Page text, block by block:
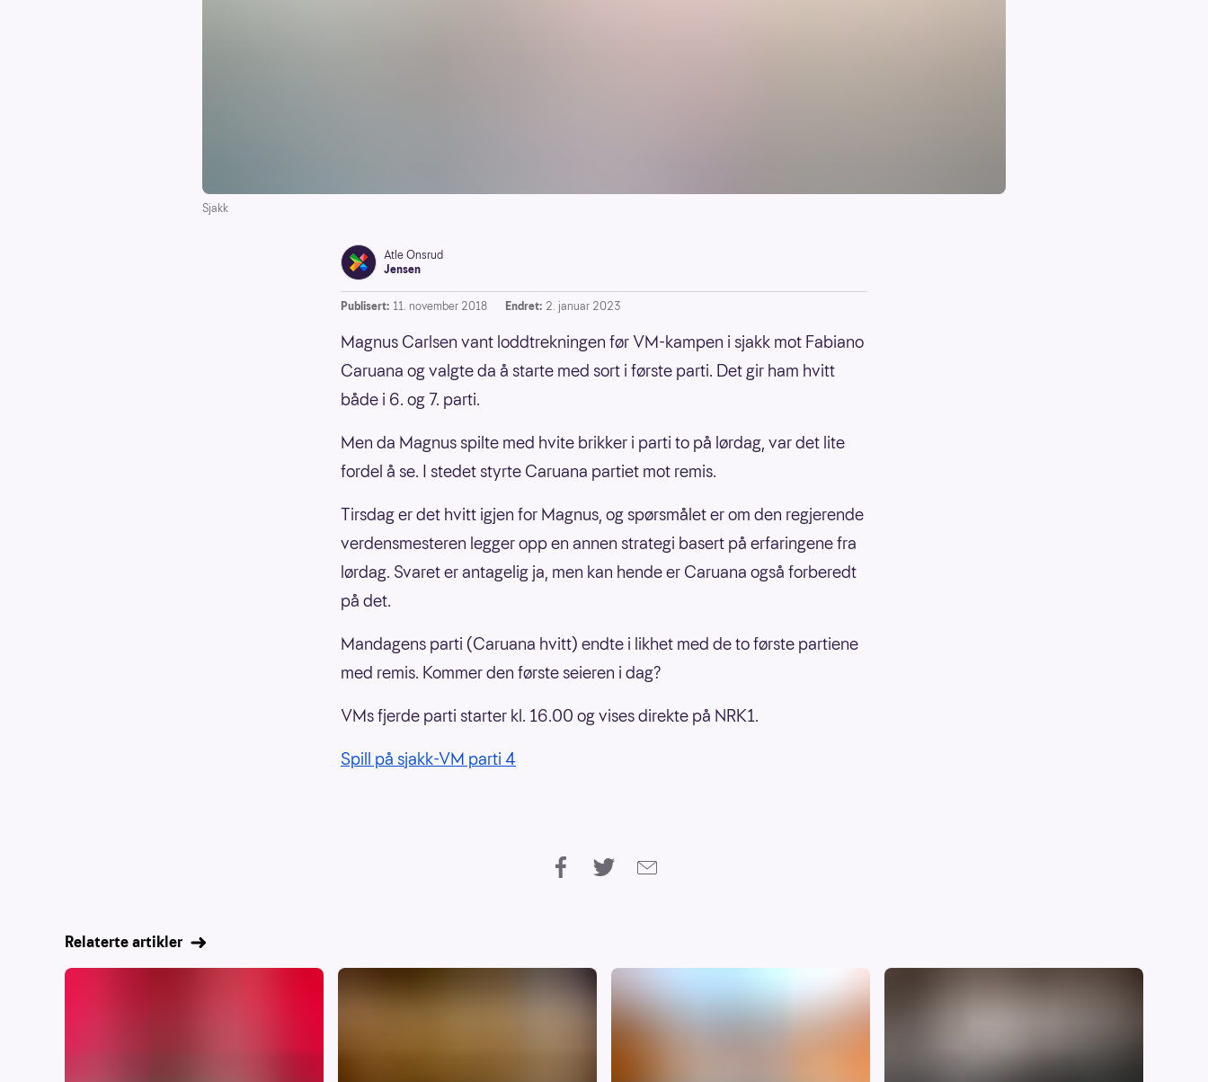
Sjakk
Atle Onsrud
Jensen
Publisert: 11. november 2018 Endret: 2. januar 2023
Magnus Carlsen vant loddtrekningen før VM-kampen i sjakk mot Fabiano
Caruana og valgte da å starte med sort i første parti. Det gir ham hvitt
både i 6. og 7. parti.
Men da Magnus spilte med hvite brikker i parti to på lørdag, var det lite
fordel å se. I stedet styrte Caruana partiet mot remis.
Tirsdag er det hvitt igjen for Magnus, og spørsmålet er om den regjerende
verdensmesteren legger opp en annen strategi basert på erfaringene fra
lørdag. Svaret er antagelig ja, men kan hende er Caruana også forberedt
på det.
Mandagens parti (Caruana hvitt) endte i likhet med de to første partiene
med remis. Kommer den første seieren i dag?
VMs fjerde parti starter kl. 16.00 og vises direkte på NRK1.
Spill på sjakk-VM parti 4
Relaterte artikler